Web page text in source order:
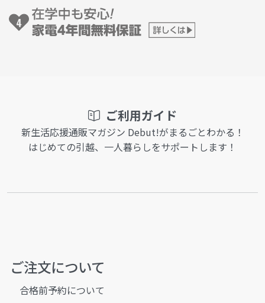
ご利用ガイド
新生活応援通販マガジン Debut!がまるごとわかる！
はじめての引越、一人暮らしをサポートします！
ご注文について
合格前予約について